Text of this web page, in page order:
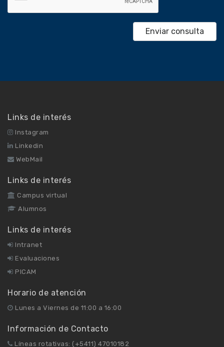
Links de interés
Instagram
Linkedin
WebMail
Links de interés
Campus virtual
Alumnos
Links de interés
Intranet
Evaluaciones
PICAM
Horario de atención
Lunes a Viernes de 11:00 a 16:00
Información de Contacto
Líneas rotativas: (+5411) 47010182